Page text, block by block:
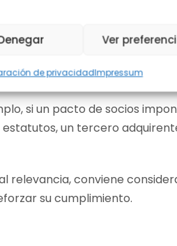
Ver
de privacidadImpressum
terceros. Como los
como para cualquier tercero
entre las partes
expresamente en los
si un pacto de socios
un tercero
conviene
su cumplimiento.